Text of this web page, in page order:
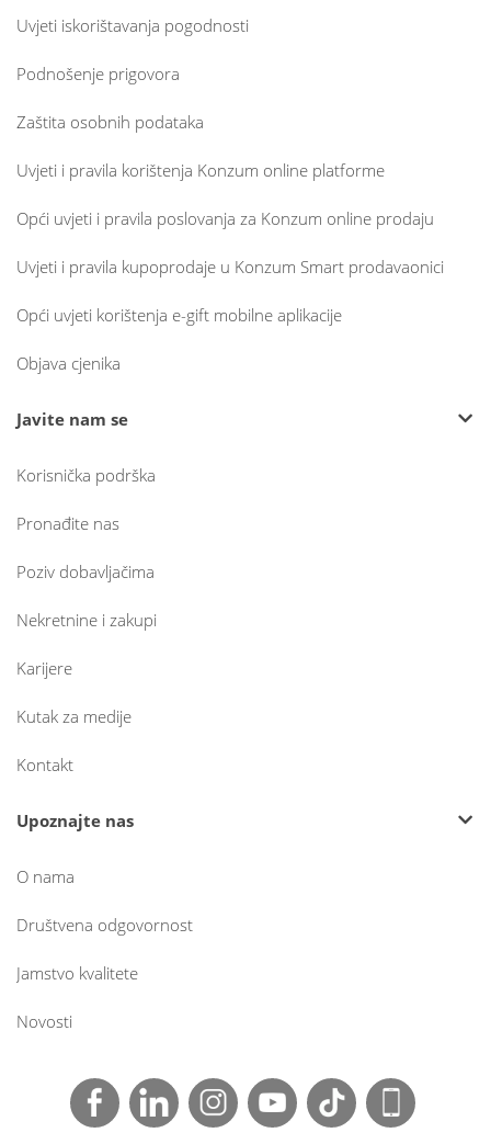
Uvjeti iskorištavanja pogodnosti
Podnošenje prigovora
Zaštita osobnih podataka
Uvjeti i pravila korištenja Konzum online platforme
Opći uvjeti i pravila poslovanja za Konzum online prodaju
Uvjeti i pravila kupoprodaje u Konzum Smart prodavaonici
Opći uvjeti korištenja e-gift mobilne aplikacije
Objava cjenika
Javite nam se
Korisnička podrška
Pronađite nas
Poziv dobavljačima
Nekretnine i zakupi
Karijere
Kutak za medije
Kontakt
Upoznajte nas
O nama
Društvena odgovornost
Jamstvo kvalitete
Novosti